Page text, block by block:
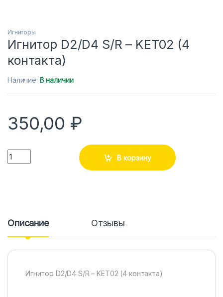
Игниторы
Игнитор D2/D4 S/R – KET02 (4
контакта)
Наличие: В наличии
350,00 ₽
Количество
В корзину
Описание Отзывы
Игнитор D2/D4 S/R – KET02 (4 контакта)